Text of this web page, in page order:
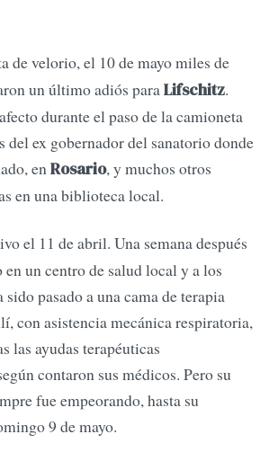
de velorio, el 10 de mayo miles de
un último adiós paraLifschitz.
durante el paso de la camioneta
del ex gobernador del sanatorio donde
enRosario, y muchos otros
en una biblioteca local.
el 11 de abril. Una semana después
un centro de salud local y a los
sido pasado a una cama de terapia
con asistencia mecánica respiratoria,
las ayudas terapéuticas
contaron sus médicos. Pero su
fue empeorando, hasta su
9 de mayo.